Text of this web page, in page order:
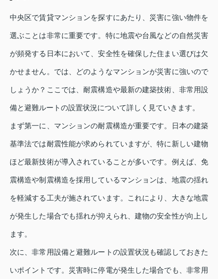
中央区で賃貸マンションを探すにあたり、災害に強い物件を
選ぶことは非常に重要です。特に地震や台風などの自然災害
が頻発する日本において、安全性を確保した住まい選びは欠
かせません。では、どのようなマンションが災害に強いので
しょうか？ここでは、耐震構造や最新の建築技術、非常用設
備と避難ルートの設置状況について詳しく見ていきます。
まず第一に、マンションの耐震構造が重要です。日本の建築
基準法では耐震性能が求められていますが、特に新しい建物
ほど最新技術が導入されていることが多いです。例えば、免
震構造や制震構造を採用しているマンションは、地震の揺れ
を軽減する工夫が施されています。これにより、大きな地震
が発生した場合でも揺れが抑えられ、建物の安全性が向上し
ます。
次に、非常用設備と避難ルートの設置状況も確認しておきた
いポイントです。災害時に停電が発生した場合でも、非常用